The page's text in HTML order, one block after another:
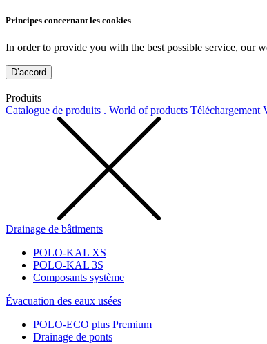
Principes concernant les cookies
In order to provide you with the best possible service, our
D’accord
Produits
Catalogue de produits . World of products Téléchargement
Drainage de bâtiments
POLO-KAL XS
POLO-KAL 3S
Composants système
Évacuation des eaux usées
POLO-ECO plus Premium
Drainage de ponts